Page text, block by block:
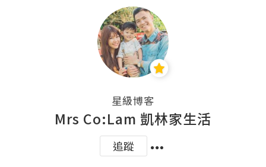
星級博客
Mrs Co:Lam 凱林家生活
追蹤